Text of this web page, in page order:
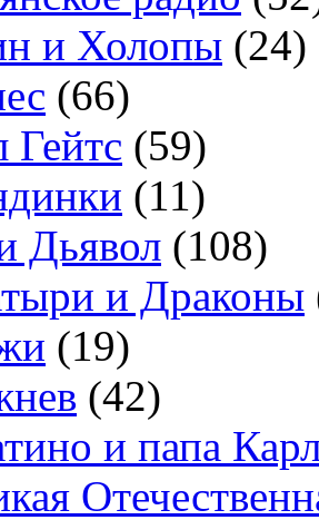
и Холопы (24)
(66)
Гейтс (59)
(11)
Дьявол (108)
и Драконы
(19)
(42)
и папа